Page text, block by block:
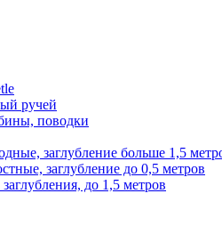
ручей
поводки
заглубление больше 1,5
заглубление до 0,5 метров
до 1,5 метров